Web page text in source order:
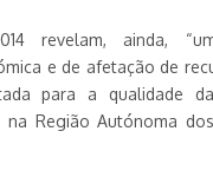
revelam, ainda,
e de afetação de
para a qualidade
na Região Autónoma